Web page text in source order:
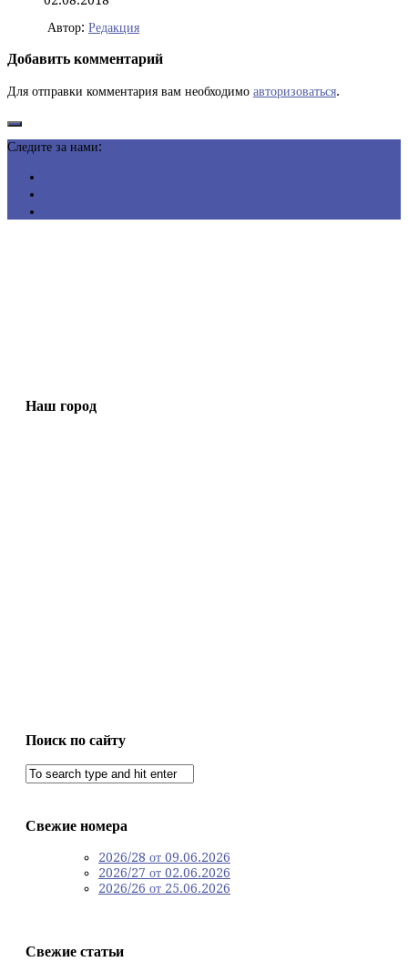
Автор: Редакция
Добавить комментарий
Для отправки комментария вам необходимо авторизоваться.
Следите за нами:
Наш город
Поиск по сайту
Свежие номера
2026/28 от 09.06.2026
2026/27 от 02.06.2026
2026/26 от 25.06.2026
Свежие статьи